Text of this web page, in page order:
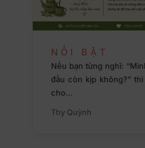
NỔI BẬT
Nếu bạn từng nghĩ:
đầu còn kịp không?”
cho…
Thy Quỳnh